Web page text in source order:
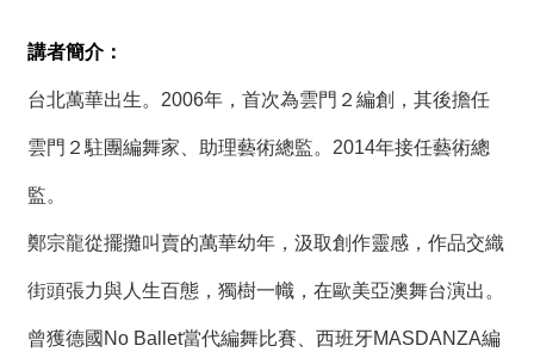
絡
們
站
導
覽
講者簡介：
台北萬華出生。2006年，首次為雲門２編創，其後擔任
雲門２駐團編舞家、助理藝術總監。2014年接任藝術總
監。
鄭宗龍從擺攤叫賣的萬華幼年，汲取創作靈感，作品交織
街頭張力與人生百態，獨樹一幟，在歐美亞澳舞台演出。
曾獲德國No Ballet當代編舞比賽、西班牙MASDANZA編